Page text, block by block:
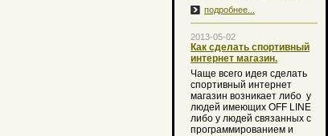
подробнее...
2013-05-02
Как сделать спортивный
интернет магазин.
Чаще всего идея сделать
спортивный интернет
магазин возникает либо у
людей имеющих OFF LINE
либо у людей связанных с
программированием и